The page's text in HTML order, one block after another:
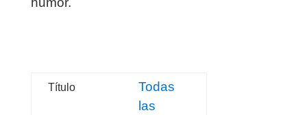
Título
Todas
las